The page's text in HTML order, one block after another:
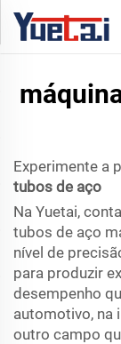
Experimente a
tubos de aço
Na Yuetai,
tubos de aço
nível de
para produzir
desempenho
automotivo, na
outro campo